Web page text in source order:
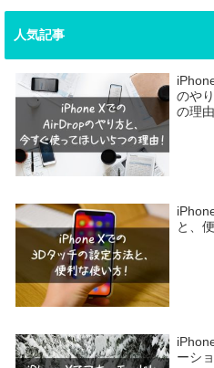
人気記事
のや
の理由
と、
ーシ